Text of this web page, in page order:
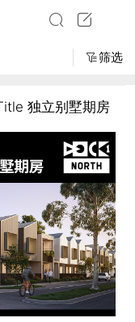
筛选
独立别墅期房